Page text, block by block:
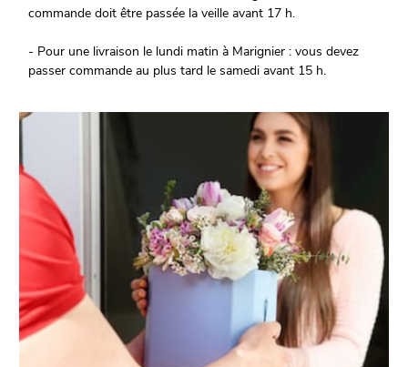
commande doit être passée la veille avant 17 h.
- Pour une livraison le lundi matin à Marignier : vous devez
passer commande au plus tard le samedi avant 15 h.